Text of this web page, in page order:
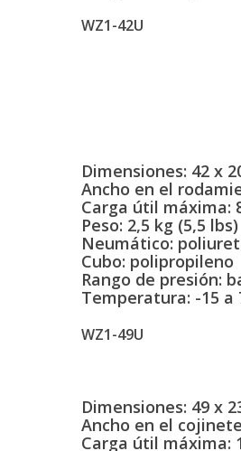
WZ1-42U
Dimensiones: 42 x
Ancho en el
Carga útil máxima:
Peso: 2,5 kg (5,5 lbs)
Neumático:
Cubo: polipropileno
Rango de presión:
Temperatura: -15 a
WZ1-49U
Dimensiones: 49 x
Ancho en el
Carga útil máxima: